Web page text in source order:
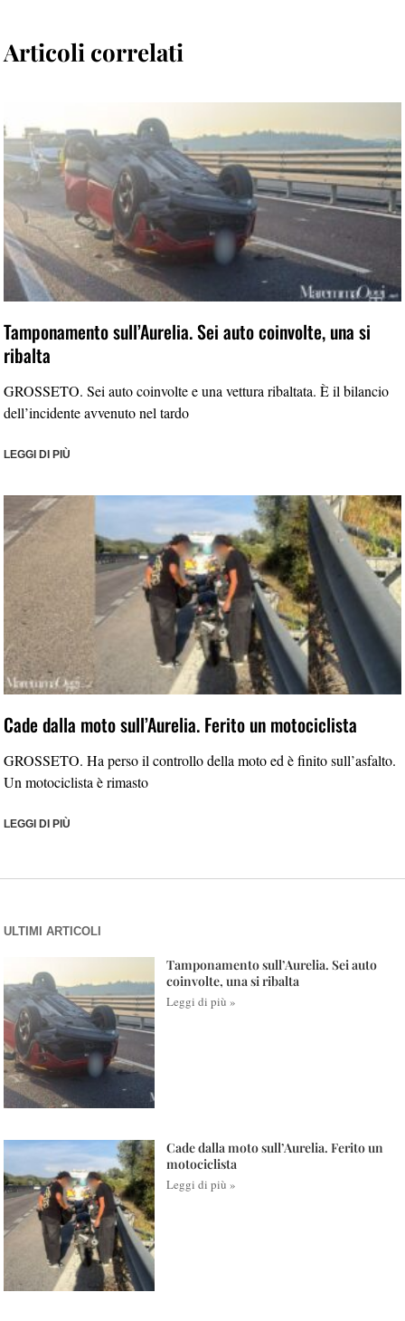
Articoli correlati
Tamponamento sull’Aurelia. Sei auto coinvolte, una si
ribalta
GROSSETO. Sei auto coinvolte e una vettura ribaltata. È il bilancio
dell’incidente avvenuto nel tardo
LEGGI DI PIÙ
Cade dalla moto sull’Aurelia. Ferito un motociclista
GROSSETO. Ha perso il controllo della moto ed è finito sull’asfalto.
Un motociclista è rimasto
LEGGI DI PIÙ
ULTIMI ARTICOLI
Tamponamento sull’Aurelia. Sei auto
coinvolte, una si ribalta
Leggi di più »
Cade dalla moto sull’Aurelia. Ferito un
motociclista
Leggi di più »